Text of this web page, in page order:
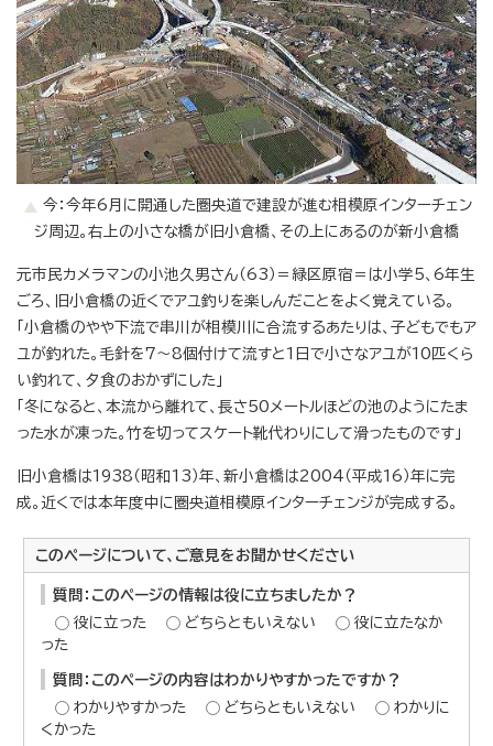
今：今年6月に開通した圏央道で建設が進む相模原インターチェン
ジ周辺。右上の小さな橋が旧小倉橋、その上にあるのが新小倉橋
元市民カメラマンの小池久男さん（63）＝緑区原宿＝は小学5、6年生
ごろ、旧小倉橋の近くでアユ釣りを楽しんだことをよく覚えている。
「小倉橋のやや下流で串川が相模川に合流するあたりは、子どもでもア
ユが釣れた。毛針を7～8個付けて流すと1日で小さなアユが10匹くら
い釣れて、夕食のおかずにした」
「冬になると、本流から離れて、長さ50メートルほどの池のようにたま
った水が凍った。竹を切ってスケート靴代わりにして滑ったものです」
旧小倉橋は1938（昭和13）年、新小倉橋は2004（平成16）年に完
成。近くでは本年度中に圏央道相模原インターチェンジが完成する。
このページについて、ご意見をお聞かせください
質問：このページの情報は役に立ちましたか？
役に立った
どちらともいえない
役に立たなか
った
質問：このページの内容はわかりやすかったですか？
わかりやすかった
どちらともいえない
わかりに
くかった